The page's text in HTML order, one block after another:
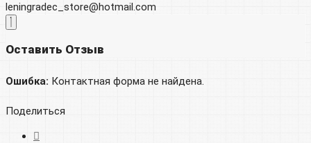
leningradec_store@hotmail.com
Оставить Отзыв
Ошибка: Контактная форма не найдена.
Поделиться